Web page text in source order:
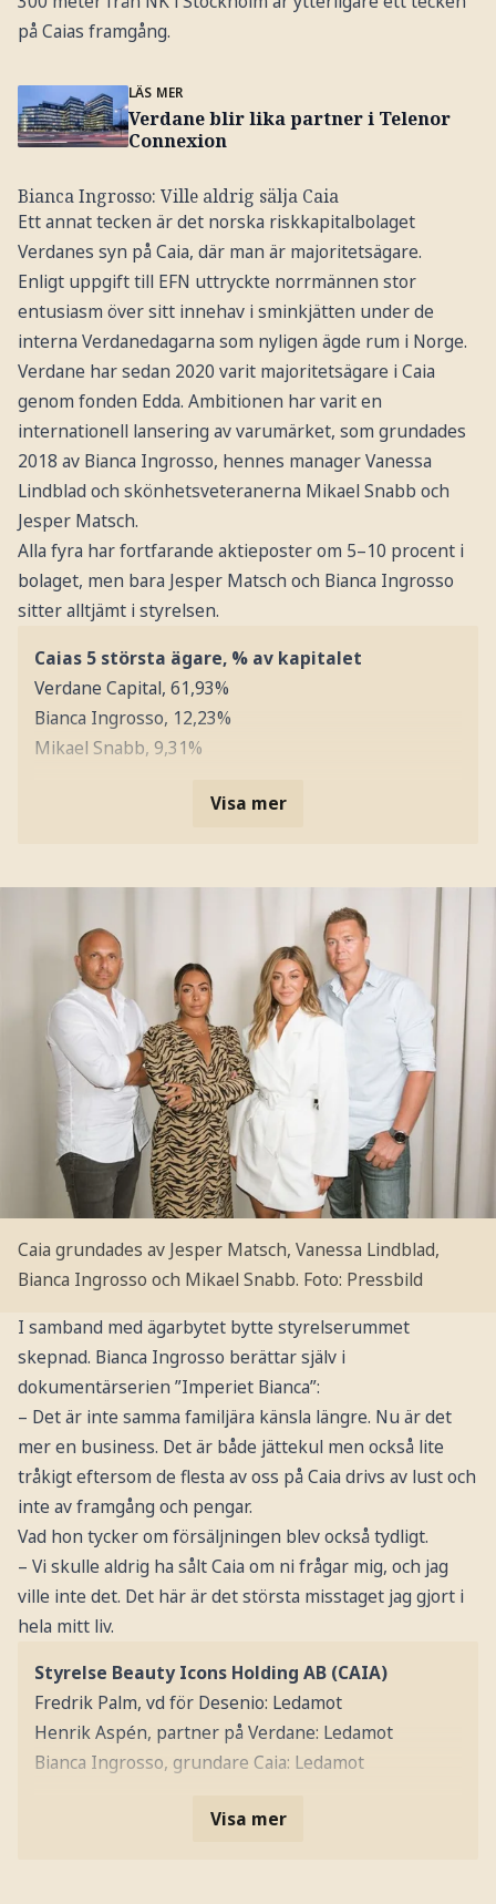
på Caias framgång.
LÄS MER
Verdane blir lika partner i Telenor
Connexion
Bianca Ingrosso: Ville aldrig sälja Caia
Ett annat tecken är det norska riskkapitalbolaget
Verdanes syn på Caia, där man är majoritetsägare.
Enligt uppgift till EFN uttryckte norrmännen stor
entusiasm över sitt innehav i sminkjätten under de
interna Verdanedagarna som nyligen ägde rum i Norge.
Verdane har sedan 2020 varit majoritetsägare i Caia
genom fonden Edda. Ambitionen har varit en
internationell lansering av varumärket, som grundades
2018 av Bianca Ingrosso, hennes manager Vanessa
Lindblad och skönhetsveteranerna Mikael Snabb och
Jesper Matsch.
Alla fyra har fortfarande aktieposter om 5–10 procent i
bolaget, men bara Jesper Matsch och Bianca Ingrosso
sitter alltjämt i styrelsen.
Caias 5 största ägare, % av kapitalet
Verdane Capital, 61,93%
Bianca Ingrosso, 12,23%
Mikael Snabb, 9,31%
Visa mer
Caia grundades av Jesper Matsch, Vanessa Lindblad,
Bianca Ingrosso och Mikael Snabb. Foto: Pressbild
I samband med ägarbytet bytte styrelserummet
skepnad. Bianca Ingrosso berättar själv i
dokumentärserien ”Imperiet Bianca”:
– Det är inte samma familjära känsla längre. Nu är det
mer en business. Det är både jättekul men också lite
tråkigt eftersom de flesta av oss på Caia drivs av lust och
inte av framgång och pengar.
Vad hon tycker om försäljningen blev också tydligt.
– Vi skulle aldrig ha sålt Caia om ni frågar mig, och jag
ville inte det. Det här är det största misstaget jag gjort i
hela mitt liv.
Styrelse Beauty Icons Holding AB (CAIA)
Fredrik Palm, vd för Desenio: Ledamot
Henrik Aspén, partner på Verdane: Ledamot
Bianca Ingrosso, grundare Caia: Ledamot
Visa mer